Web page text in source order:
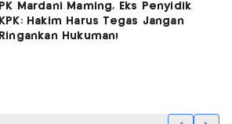
PK Mardani Maming, Eks Penyidik
KPK: Hakim Harus Tegas Jangan
Ringankan Hukuman!